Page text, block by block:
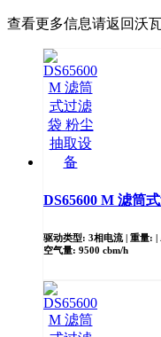
查看更多信息请返回沃
DS65600 M 滤筒
驱动类型: 3相电流 | 重量: |
空气量: 9500 cbm/h